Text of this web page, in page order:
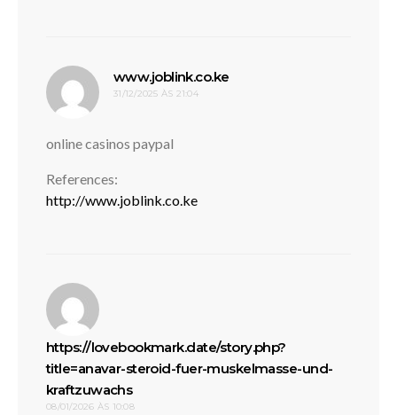
www.joblink.co.ke
31/12/2025 ÀS 21:04
online casinos paypal
References:
http://www.joblink.co.ke
https://lovebookmark.date/story.php?
title=anavar-steroid-fuer-muskelmasse-und-
kraftzuwachsdisse:
08/01/2026 ÀS 10:08